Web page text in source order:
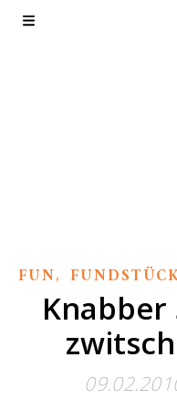
FUN,
Knabber